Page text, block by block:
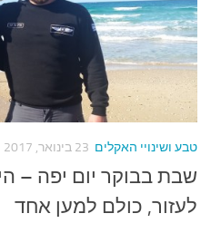
ושינויי האקלים 23 בינואר, 2017
בבוקר יום יפה –
כולם למען אחד